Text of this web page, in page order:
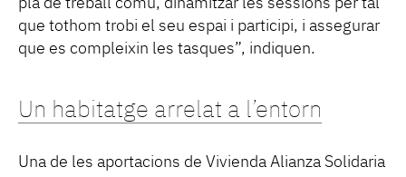
pla de treball comú, dinamitzar les sessions per tal
que tothom trobi el seu espai i participi, i assegurar
que es compleixin les tasques”, indiquen.
Un habitatge arrelat a l’entorn
Una de les aportacions de Vivienda Alianza Solidaria